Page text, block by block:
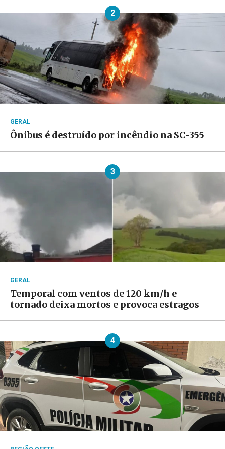
2
GERAL
Ônibus é destruído por incêndio na SC-355
3
GERAL
Temporal com ventos de 120 km/h e
tornado deixa mortos e provoca estragos
4